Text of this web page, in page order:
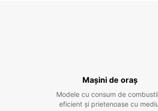
Mașini de oraș
Modele cu consum de
eficient și prietenoase cu